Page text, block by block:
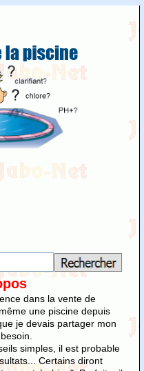
dans la vente de
une piscine depuis
je devais partager mon
simples, il est probable
Certains diront